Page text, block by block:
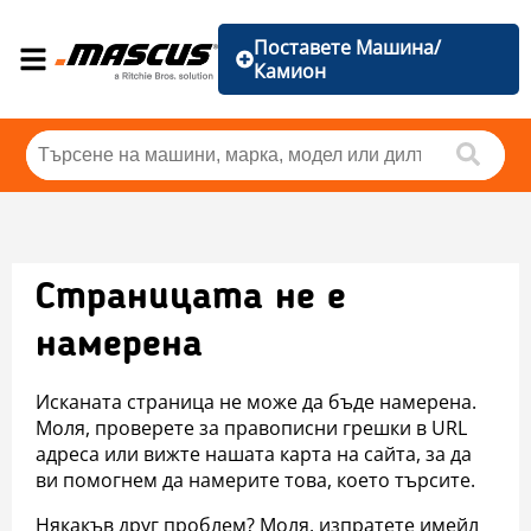
Поставете Машина/
Камион
Страницата не е
намерена
Исканата страница не може да бъде намерена.
Моля, проверете за правописни грешки в URL
адреса или вижте нашата карта на сайта, за да
ви помогнем да намерите това, което търсите.
Някакъв друг проблем? Моля, изпратете имейл